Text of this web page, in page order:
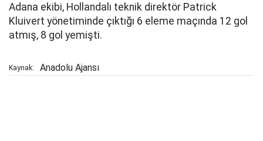
Adana ekibi, Hollandalı teknik direktör Patrick
Kluivert yönetiminde çıktığı 6 eleme maçında 12 gol
atmış, 8 gol yemişti.
Kaynak: Anadolu Ajansı